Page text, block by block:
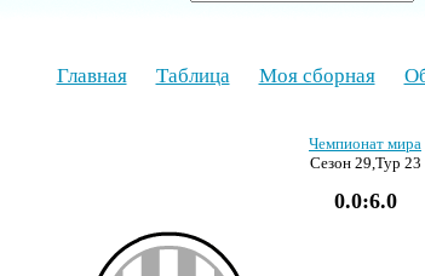
Главная Таблица Моя сборная
Чемпионат мира
Сезон 29,Тур 23
0.0:6.0